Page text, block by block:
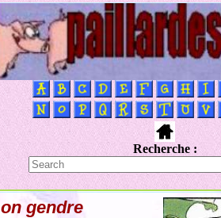
Recherche :
gendre